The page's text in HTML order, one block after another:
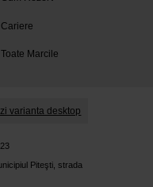
Cariere
Toate Marcile
varianta desktop
Piteşti, strada